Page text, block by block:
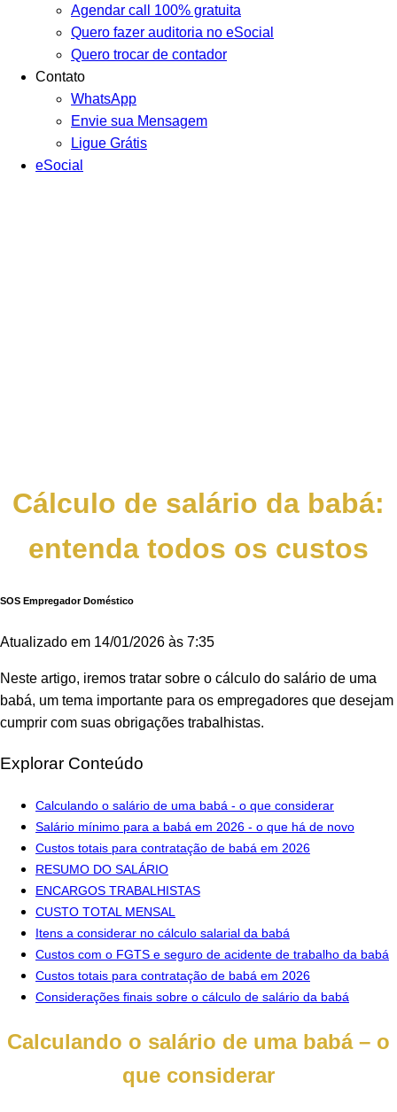
Agendar call 100% gratuita
Quero fazer auditoria no eSocial
Quero trocar de contador
Contato
WhatsApp
Envie sua Mensagem
Ligue Grátis
eSocial
Cálculo de salário da babá:
entenda todos os custos
SOS Empregador Doméstico
Atualizado em 14/01/2026 às 7:35
Neste artigo, iremos tratar sobre o cálculo do salário de uma
babá, um tema importante para os empregadores que desejam
cumprir com suas obrigações trabalhistas.
Explorar Conteúdo
Calculando o salário de uma babá - o que considerar
Salário mínimo para a babá em 2026 - o que há de novo
Custos totais para contratação de babá em 2026
RESUMO DO SALÁRIO
ENCARGOS TRABALHISTAS
CUSTO TOTAL MENSAL
Itens a considerar no cálculo salarial da babá
Custos com o FGTS e seguro de acidente de trabalho da babá
Custos totais para contratação de babá em 2026
Considerações finais sobre o cálculo de salário da babá
Calculando o salário de uma babá – o
que considerar